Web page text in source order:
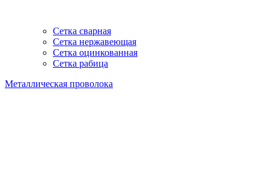
Сетка сварная
Сетка нержавеющая
Сетка оцинкованная
Сетка рабица
Металлическая проволока